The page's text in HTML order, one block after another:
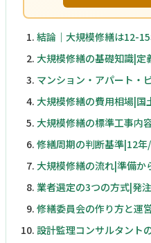
結論｜大規模修繕は12-
大規模修繕の基礎知識|定
マンション・アパート・
大規模修繕の費用相場|国
大規模修繕の標準工事内
修繕周期の判断基準|12
大規模修繕の流れ|準備か
業者選定の3つの方式|発
修繕委員会の作り方と運
設計監理コンサルタント